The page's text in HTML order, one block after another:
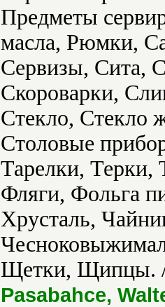
Предметы
масла, Рюмки,
Сервизы, Сита,
Скороварки,
Стекло, Стекло
Столовые
Тарелки,
Фляги, Фольга
Хрусталь,
Щетки, Щипцы.
Pasabahce,